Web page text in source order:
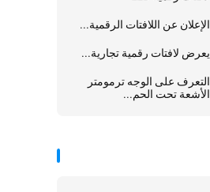
الإعلان عن اللافتات الرقمية...
يعرض لافتات رقمية تجارية...
التعرف على الوجه ترمومتر
الأشعة تحت الحم...